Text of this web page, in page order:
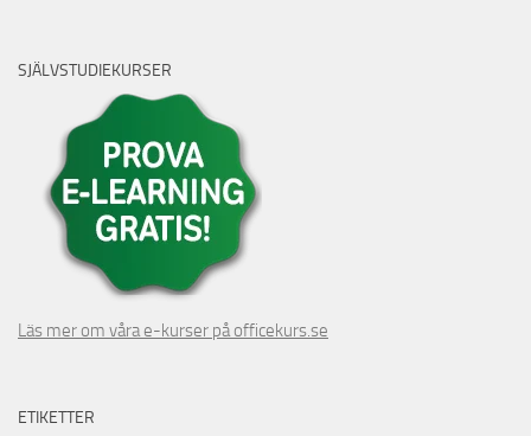
SJÄLVSTUDIEKURSER
Läs mer om våra e-kurser på officekurs.se
ETIKETTER